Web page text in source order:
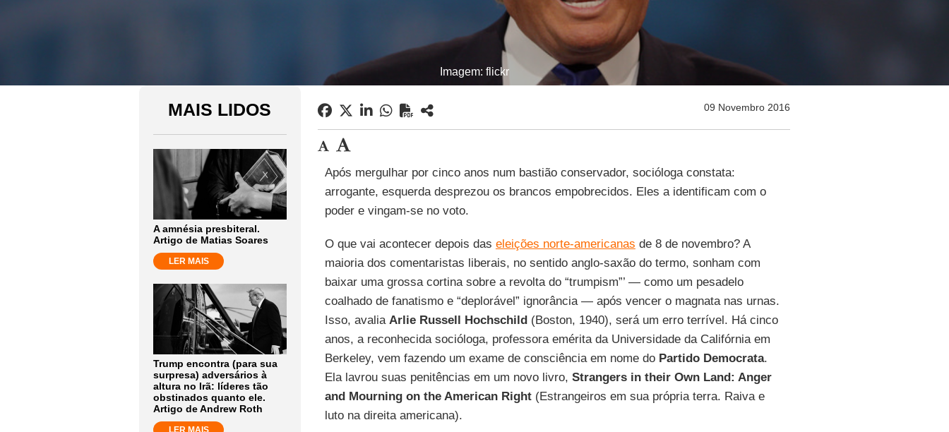
Imagem: flickr
MAIS LIDOS
A amnésia presbiteral.
Artigo de Matias Soares
LER MAIS
Trump encontra (para sua
surpresa) adversários à
altura no Irã: líderes tão
obstinados quanto ele.
Artigo de Andrew Roth
LER MAIS
09 Novembro 2016
Após mergulhar por cinco anos num bastião conservador, socióloga constata:
arrogante, esquerda desprezou os brancos empobrecidos. Eles a identificam com o
poder e vingam-se no voto.
O que vai acontecer depois das eleições norte-americanas de 8 de novembro? A
maioria dos comentaristas liberais, no sentido anglo-saxão do termo, sonham com
baixar uma grossa cortina sobre a revolta do “trumpism”’ — como um pesadelo
coalhado de fanatismo e “deplorável” ignorância — após vencer o magnata nas urnas.
Isso, avalia Arlie Russell Hochschild(Boston, 1940), será um erro terrível. Há cinco
anos, a reconhecida socióloga, professora emérita da Universidade da Califórnia em
Berkeley, vem fazendo um exame de consciência em nome do Partido Democrata.
Ela lavrou suas penitências em um novo livro, Strangers in their Own Land: Anger
and Mourning on the American Right(Estrangeiros em sua própria terra. Raiva e
luto na direita americana).